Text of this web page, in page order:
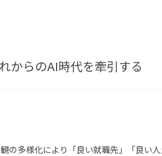
からのAI時代を牽引する
の多様化により「良い就職先」「良い